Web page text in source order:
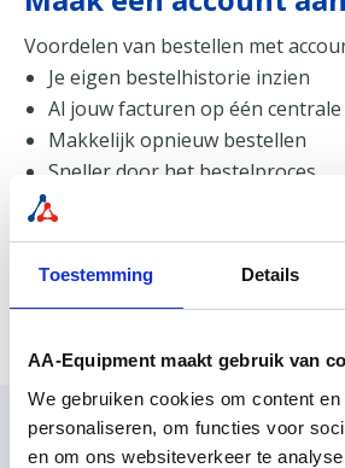
Toestemming Details
AA-Equipment maakt gebruik van
We gebruiken cookies om content
personaliseren, om functies voor
en om ons websiteverkeer te
Voordelen van bestellen met
Je eigen bestelhistorie inzien
Al jouw facturen op één
Makkelijk opnieuw bestellen
Sneller door het bestelproces
Op rekening bestellen